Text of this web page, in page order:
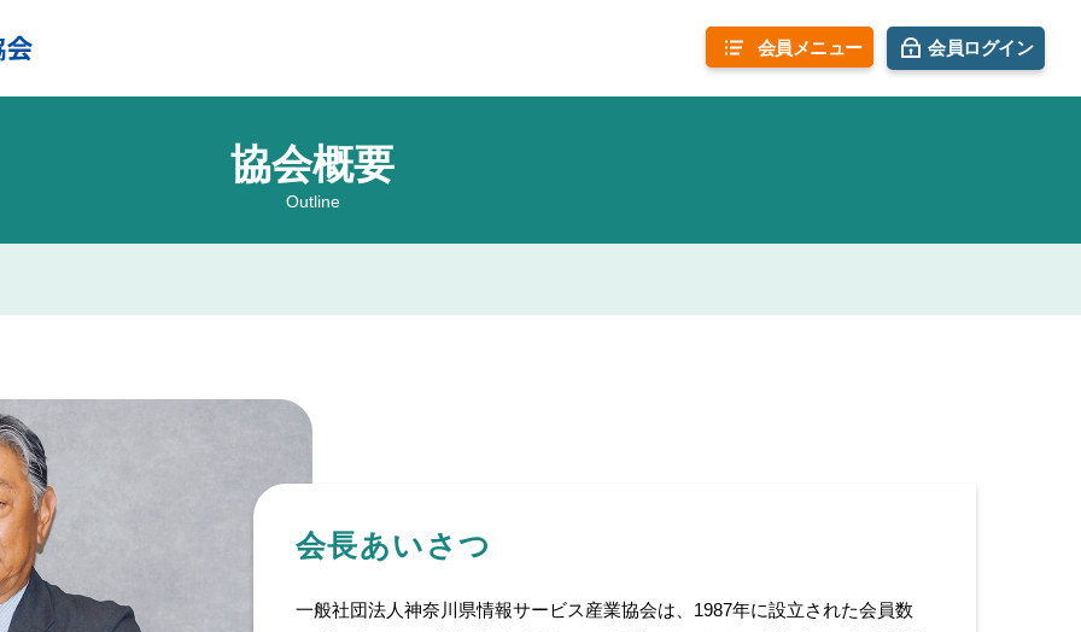
会員 メニュー 会員ログイン
協会概要
Outline
会長あいさつ
一般社団法人神奈川県情報サービス産業協会は、1987年に設立された会員数